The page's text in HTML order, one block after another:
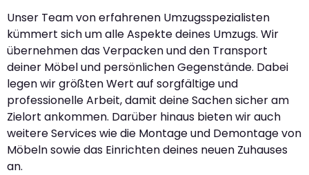
Unser Team von erfahrenen Umzugsspezialisten
kümmert sich um alle Aspekte deines Umzugs. Wir
übernehmen das Verpacken und den Transport
deiner Möbel und persönlichen Gegenstände. Dabei
legen wir größten Wert auf sorgfältige und
professionelle Arbeit, damit deine Sachen sicher am
Zielort ankommen. Darüber hinaus bieten wir auch
weitere Services wie die Montage und Demontage von
Möbeln sowie das Einrichten deines neuen Zuhauses
an.